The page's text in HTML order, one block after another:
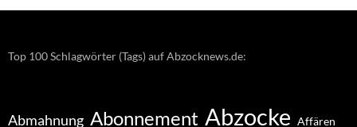
Top 100 Schlagwörter (Tags) auf Abzocknews.de:
Abmahnung Abonnement Abzocke Affären